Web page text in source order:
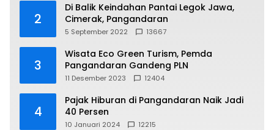
2
Di Balik Keindahan Pantai Legok Jawa,
Cimerak, Pangandaran
5 September 2022 13667
3
Wisata Eco Green Turism, Pemda
Pangandaran Gandeng PLN
11 Desember 2023 12404
4
Pajak Hiburan di Pangandaran Naik Jadi
40 Persen
10 Januari 2024 12215